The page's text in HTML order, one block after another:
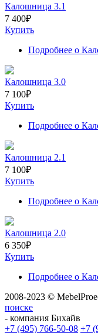
Калошница 3.1
7 400₽
Купить
Подробнее о
Калошница 3.0
7 100₽
Купить
Подробнее о
Калошница 2.1
7 100₽
Купить
Подробнее о
Калошница 2.0
6 350₽
Купить
Подробнее о
2008-2023 ©
поиске
- компания Бихайв
+7 (495) 766-50-08 +7